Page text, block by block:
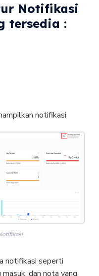
Notifikasi
tersedia :
notifikasi
notifikasi seperti
dan nota yang